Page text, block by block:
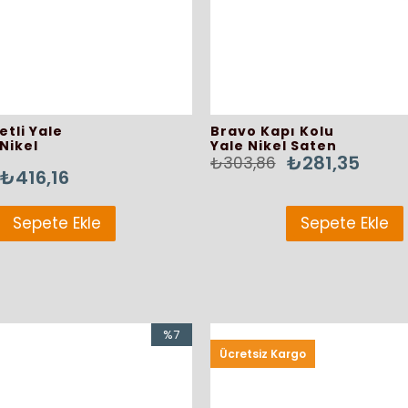
80 cm
₺362,44
₺391,44
Yale
₺416,16
Sepete Ekle
Bravo Kapı Kolu
Yale Nikel Saten
₺281,35
₺303,86
Sepete Ekle
%7
Ücretsiz Kargo